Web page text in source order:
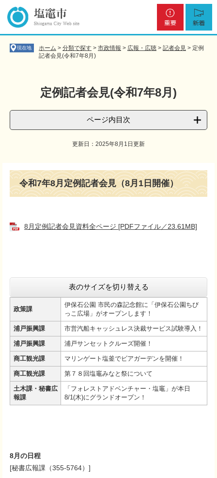
の
ー
現在地 ホーム > 分類で探す > 市政情報 > 広報・広聴 > 記者会見 > 定例
記者会見(令和7年8月)
定例記者会見(令和7年8月)
ページ内目次
更新日：2025年8月1日更新
令和7年8月定例記者会見（8月1日開催）
8月定例記者会見資料全ページ [PDFファイル／23.61MB]
表のサイズを切り替える
政策課
伊保石公園 市民の森記念館に「伊保石公園ちび
っこ広場」がオープンします！
浦戸振興課 市営汽船キャッシュレス決裁サービス試験導入！
浦戸振興課 浦戸サンセットクルーズ開催！
商工観光課 マリンゲート塩釜でビアガーデンを開催！
商工観光課 第７８回塩竈みなと祭について
土木課・秘書広
報課
「フォレストアドベンチャー・塩竈」が本日
8/1(木)にグランドオープン！
8月の日程
[秘書広報課（355-5764）]